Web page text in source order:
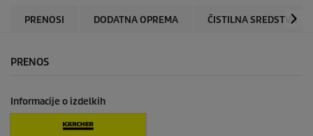
PRENOSI DODATNA OPREMA ČISTILNA SREDSTVA
PRENOS
Informacije o izdelkih